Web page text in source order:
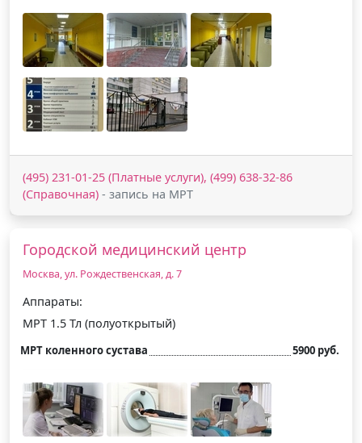
(495) 231-01-25 (Платные услуги), (499) 638-32-86
(Справочная) - запись на МРТ
Городской медицинский центр
Москва, ул. Рождественская, д. 7
Аппараты:
МРТ 1.5 Тл (полуоткрытый)
МРТ коленного сустава 5900 руб.